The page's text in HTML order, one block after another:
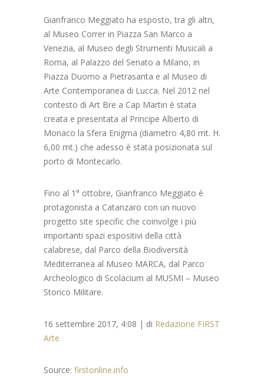
Gianfranco Meggiato ha esposto, tra gli altri,
al Museo Correr in Piazza San Marco a
Venezia, al Museo degli Strumenti Musicali a
Roma, al Palazzo del Senato a Milano, in
Piazza Duomo a Pietrasanta e al Museo di
Arte Contemporanea di Lucca. Nel 2012 nel
contesto di Art Bre a Cap Martin è stata
creata e presentata al Principe Alberto di
Monaco la Sfera Enigma (diametro 4,80 mt. H.
6,00 mt.) che adesso è stata posizionata sul
porto di Montecarlo.
Fino al 1° ottobre, Gianfranco Meggiato è
protagonista a Catanzaro con un nuovo
progetto site specific che coinvolge i più
importanti spazi espositivi della città
calabrese, dal Parco della Biodiversità
Mediterranea al Museo MARCA, dal Parco
Archeologico di Scolacium al MUSMI – Museo
Storico Militare.
16 settembre 2017, 4:08 | di Redazione FIRST
Arte
Source: firstonline.info